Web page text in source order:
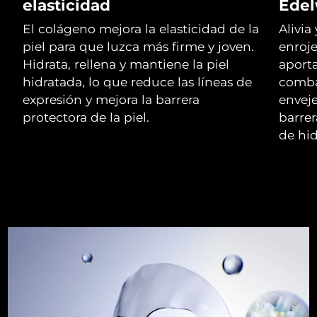
elasticidad
El colágeno mejora la elasticidad de la
piel para que luzca más firme y joven.
Hidrata, rellena y mantiene la piel
hidratada, lo que reduce las líneas de
expresión y mejora la barrera
protectora de la piel.
Alivia
de
RAE de Macao
(China)
Entrega prevista
Malasia Entrega prevista 8/14/26
Malta 8/11/26
Entrega prevista
Omán Entrega prevista8/14/26